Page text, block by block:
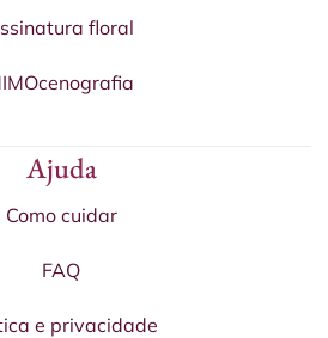
floral
Ajuda
Como cuidar
FAQ
e privacidade